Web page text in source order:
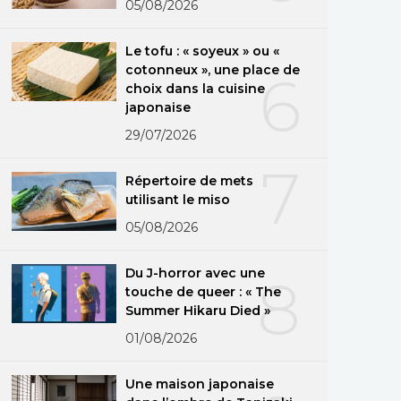
05/08/2026
6
Le tofu : « soyeux » ou «
cotonneux », une place de
choix dans la cuisine
japonaise
29/07/2026
Répertoire de mets
utilisant le miso
05/08/2026
8
Du J-horror avec une
touche de queer : « The
Summer Hikaru Died »
01/08/2026
Une maison japonaise